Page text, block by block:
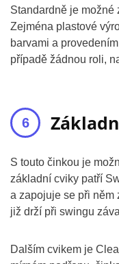
Standardně je možné
Zejména plastové
barvami a
případě žádnou roli,
S touto činkou je
základní cviky patří
a zapojuje se při něm
již drží při swingu
Dalším cvikem je